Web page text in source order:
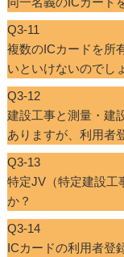
Q3-11
複数のICカードを所
いといけないのでし
Q3-12
建設工事と測量・建
ありますが、利用者
Q3-13
特定JV（特定建設工
か？
Q3-14
ICカードの利用者登